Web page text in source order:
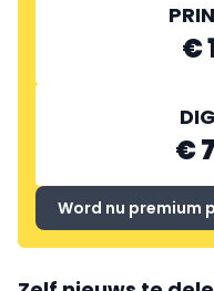
€
€
Word nu premium